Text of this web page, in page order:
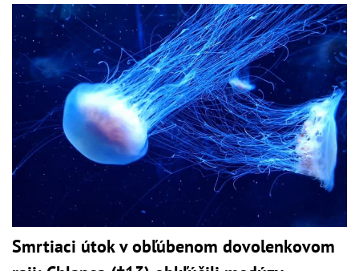
Smrtiaci útok v obľúbenom dovolenkovom